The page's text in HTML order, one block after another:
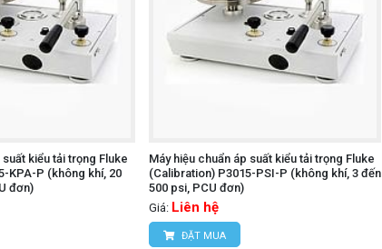
kiểu tải trọng Fluke
KPA-P (không khí, 20
đơn)
Máy hiệu chuẩn áp suất kiểu tải trọng Fluke
(Calibration) P3015-PSI-P (không khí, 3 đến
500 psi, PCU đơn)
Giá: Liên hệ
ĐẶT MUA